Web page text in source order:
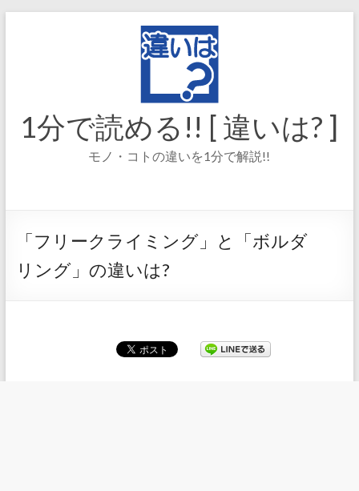
1分で読める!! [ 違いは? ]
モノ・コトの違いを1分で解説!!
「フリークライミング」と「ボルダ
リング」の違いは?